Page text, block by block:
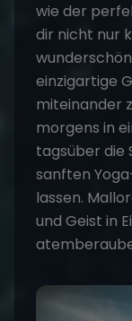
wie der
dir nicht nur
einzigartige
miteinander
morgens in
tagsüber die
sanften
lassen.
und Geist in